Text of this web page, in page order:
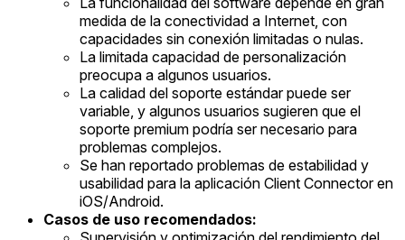
medida de la conectividad a Internet, con
capacidades sin conexión limitadas o nulas.
La limitada capacidad de personalización
preocupa a algunos usuarios.
La calidad del soporte estándar puede ser
variable, y algunos usuarios sugieren que el
soporte premium podría ser necesario para
problemas complejos.
Se han reportado problemas de estabilidad y
usabilidad para la aplicación Client Connector en
iOS/Android.
Casos de uso recomendados: